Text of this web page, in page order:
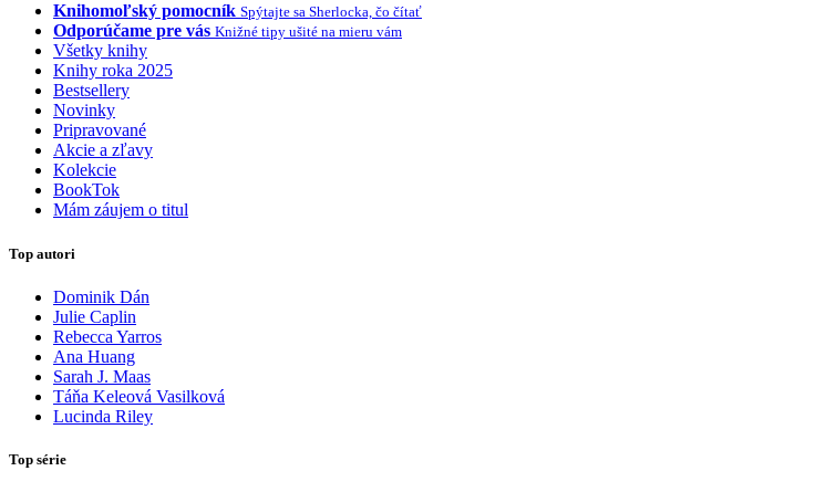
Knihomoľský pomocník Spýtajte sa Sherlocka, čo čítať
Odporúčame pre vás Knižné tipy ušité na mieru vám
Všetky knihy
Knihy roka 2025
Bestsellery
Novinky
Pripravované
Akcie a zľavy
Kolekcie
BookTok
Mám záujem o titul
Top autori
Dominik Dán
Julie Caplin
Rebecca Yarros
Ana Huang
Sarah J. Maas
Táňa Keleová Vasilková
Lucinda Riley
Top série